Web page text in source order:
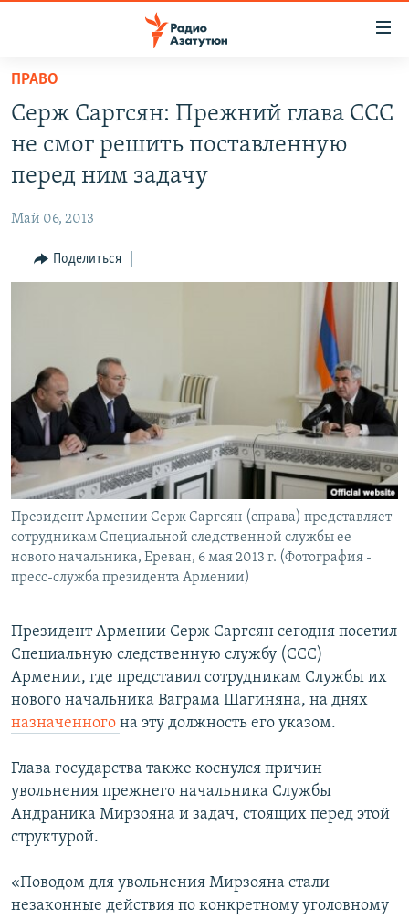
Перейти
основному
содержанию
основной
Перейти
НОВОСТИ
ЭКОНОМИКА
РЕГИОН
АРХИВ
Հայերեն
English
Русский
Все сайты Радио Азатутюн
ПРАВО
Серж Саргсян: Прежний глава ССС
не смог решить поставленную
перед ним задачу
Май 06, 2013
Поделиться
Президент Армении Серж Саргсян (справа) представляет
сотрудникам Специальной следственной службы ее
нового начальника, Ереван, 6 мая 2013 г. (Фотография -
пресс-служба президента Армении)
Президент Армении Серж Саргсян сегодня посетил
Специальную следственную службу (ССС)
Армении, где представил сотрудникам Службы их
нового начальника Ваграма Шагиняна, на днях
назначенного на эту должность его указом.
Глава государства также коснулся причин
увольнения прежнего начальника Службы
Андраника Мирзояна и задач, стоящих перед этой
структурой.
«Поводом для увольнения Мирзояна стали
незаконные действия по конкретному уголовному